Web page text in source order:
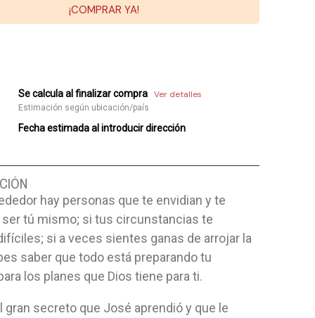
¡COMPRAR YA!
Se calcula al finalizar compra Ver detalles
Estimación según ubicación/país
Fecha estimada al introducir dirección
hay personas que te envidian y te
tú mismo; si tus circunstancias te
si a veces sientes ganas de arrojar la
saber que todo está preparando tu
los planes que Dios tiene para ti.
gran secreto que José aprendió y que le